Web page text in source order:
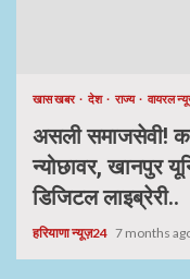
खास खबर देश राज्य वायरल
असली समाजसेवी!
न्योछावर, खानपुर
डिजिटल लाइब्रेरी..
हरियाणा न्यूज़24 7 months